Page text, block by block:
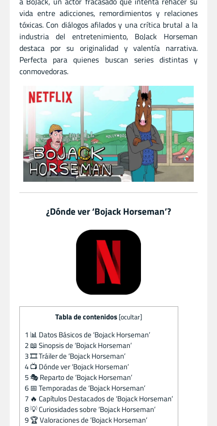
vida entre adicciones, remordimientos y relaciones
tóxicas. Con diálogos afilados y una crítica brutal a la
industria del entretenimiento, BoJack Horseman
destaca por su originalidad y valentía narrativa.
Perfecta para quienes buscan series distintas y
conmovedoras.
¿Dónde ver ‘Bojack Horseman’?
Tabla de contenidos [ocultar]
1 📊 Datos Básicos de ‘Bojack Horseman’
2📖 Sinopsis de ‘Bojack Horseman’
3🎞️ Tráiler de ‘Bojack Horseman’
4📺 Dónde ver ‘Bojack Horseman’
5🎭 Reparto de ‘Bojack Horseman’
6📅 Temporadas de ‘Bojack Horseman’
7 🔥 Capítulos Destacados de ‘Bojack Horseman’
8💡 Curiosidades sobre ‘Bojack Horseman’
9🏆 Valoraciones de ‘Bojack Horseman’